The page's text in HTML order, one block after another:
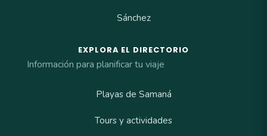
Sánchez
EXPLORA EL DIRECTORIO
Información para planificar tu viaje
Playas de Samaná
Tours y actividades